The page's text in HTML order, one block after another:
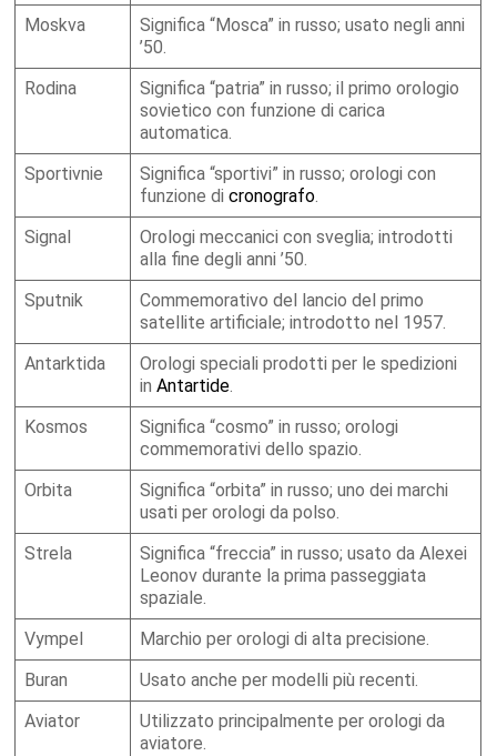
Moskva
Significa “Mosca” in russo; usato negli anni
’50.
Rodina
Significa “patria” in russo; il primo orologio
sovietico con funzione di carica
automatica.
Sportivnie
Significa “sportivi” in russo; orologi con
funzione dicronografo.
Signal
Orologi meccanici con sveglia; introdotti
alla fine degli anni ’50.
Sputnik
Commemorativo del lancio del primo
satellite artificiale; introdotto nel 1957.
Antarktida
Orologi speciali prodotti per le spedizioni
inAntartide.
Kosmos
Significa “cosmo” in russo; orologi
commemorativi dello spazio.
Orbita
Significa “orbita” in russo; uno dei marchi
usati per orologi da polso.
Strela
Significa “freccia” in russo; usato da Alexei
Leonov durante la prima passeggiata
spaziale.
Vympel
Marchio per orologi di alta precisione.
Buran
Usato anche per modelli più recenti.
Aviator
Utilizzato principalmente per orologi da
aviatore.